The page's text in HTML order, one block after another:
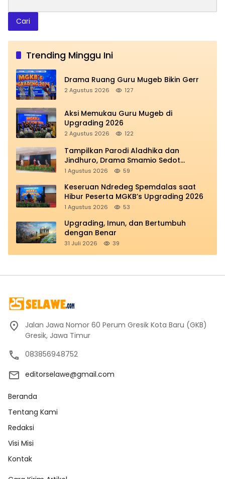
Cari
Trending Minggu Ini
Drama Ruang Guru Mugeb Bikin Gerr
2 Agustus 2026 127
Aksi Memukau Guru Mugeb di
Upgrading 2026
2 Agustus 2026 122
Tampilkan Parodi Aladhika dan
Jindhuro, Drama Smamio Sedot
Perhatian di MGKB Upgrading 2026
1 Agustus 2026 59
Keseruan Ndredeg Spemdalas saat
Hibur Peserta MGKB’s Upgrading 2026
1 Agustus 2026 53
Upgrading, Imun, dan Bertumbuh
dengan Benar
31 Juli 2026 39
Jalan Jawa Nomor 60 Perum Gresik Kota Baru (GKB)
Gresik, Jawa Timur
083856948752
editorselawe@gmail.com
Beranda
Tentang Kami
Redaksi
Visi Misi
Kontak